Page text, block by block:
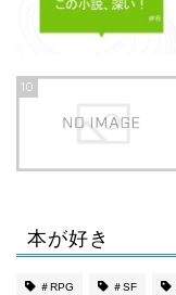
10
本が好き
＃RPG ＃SF